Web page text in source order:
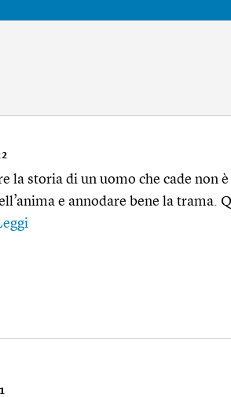
la storia di un uomo che cade non
e annodare bene la trama.